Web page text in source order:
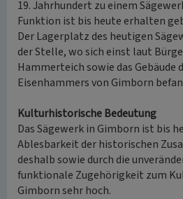
19. Jahrhundert zu einem
Funktion ist bis heute erhalten
Der Lagerplatz des heutigen
der Stelle, wo sich einst laut
Hammerteich sowie das Gebäude
Eisenhammers von Gimborn
Kulturhistorische Bedeutung
Das Sägewerk in Gimborn ist bis
Ablesbarkeit der historischen
deshalb sowie durch die
funktionale Zugehörigkeit zum
Gimborn sehr hoch.